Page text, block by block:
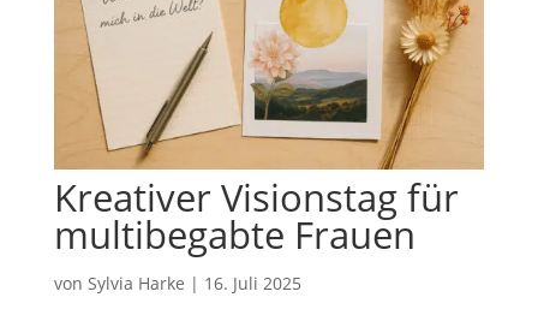
Kreativer Visionstag für
multibegabte Frauen
von Sylvia Harke | 16. Juli 2025